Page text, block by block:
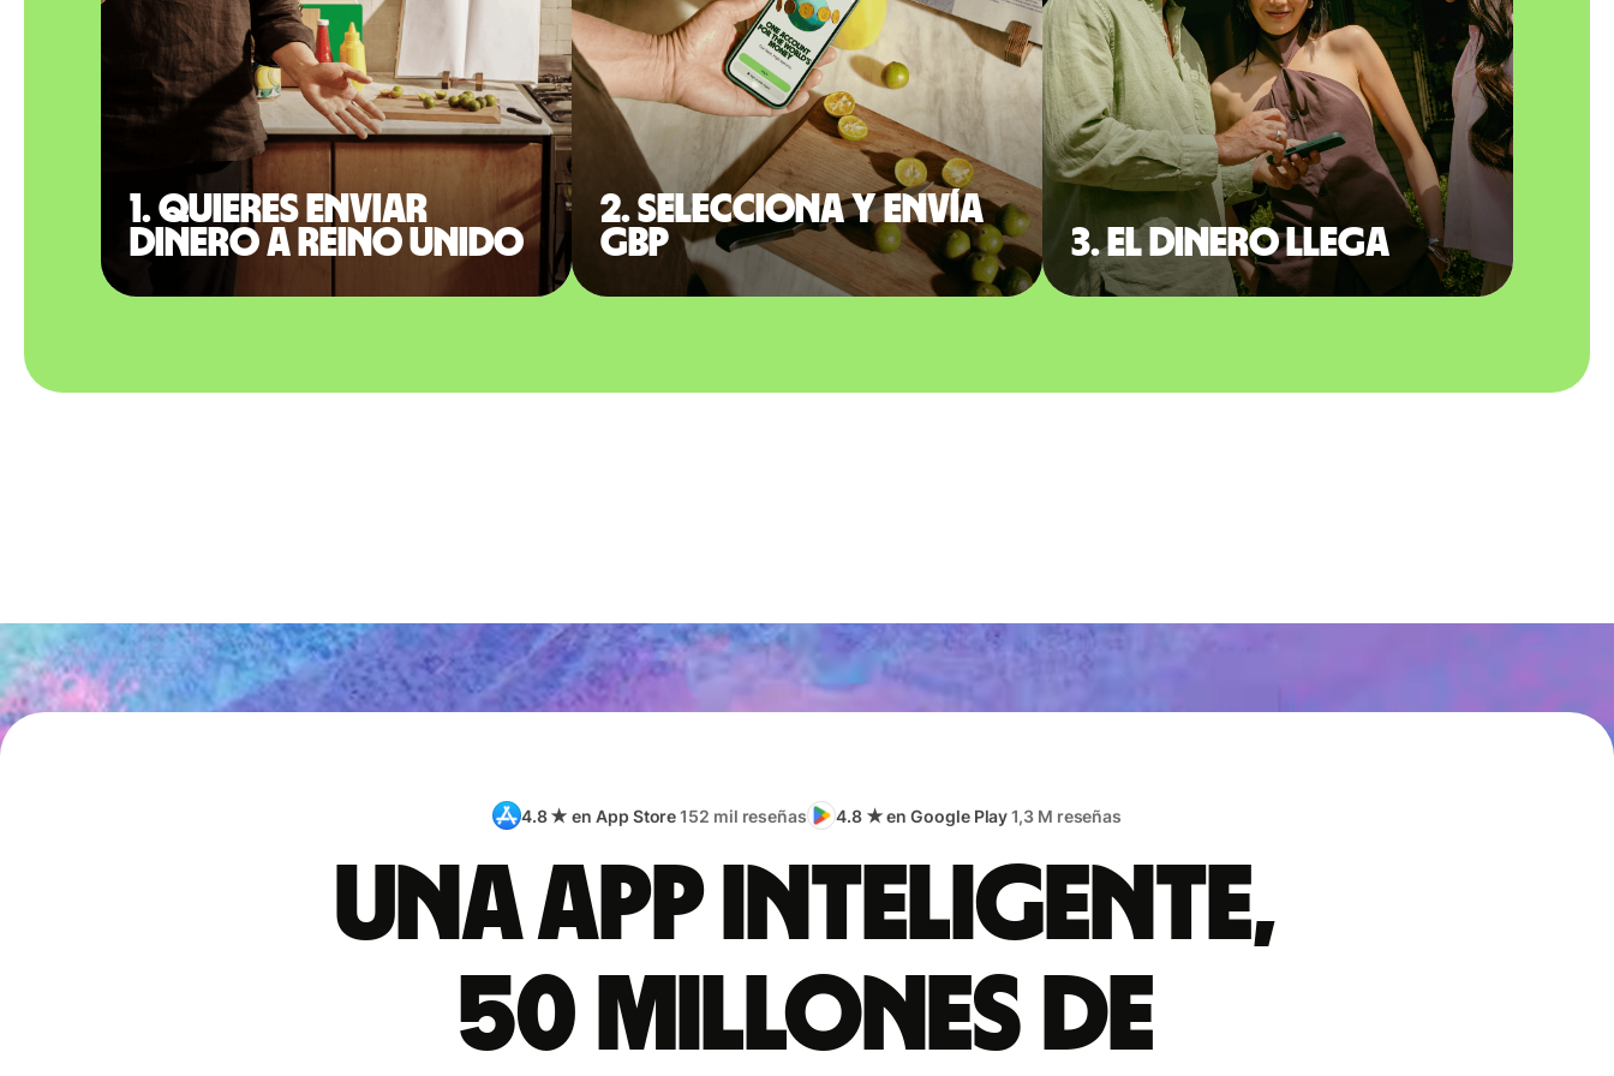
1. Quieres enviar
dinero a Reino Unido
2. Selecciona y envía
GBP
3. El dinero llega
4.8 ★ en App Store152 mil reseñas 4.8 ★ en Google Play1,3 M reseñas
Una app inteligente,
50 millones de